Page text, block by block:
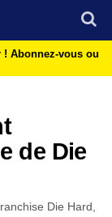
! Abonnez-vous ou
de Die
Die Hard,